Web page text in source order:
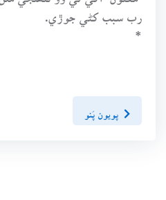
رب سبب کڻي جوڙي.
*
پويون پَنو